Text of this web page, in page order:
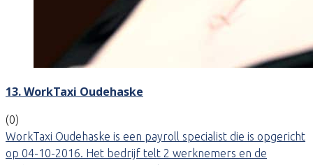
13. WorkTaxi Oudehaske
(0)
WorkTaxi Oudehaske is een payroll specialist die is opgericht
op 04-10-2016. Het bedrijf telt 2 werknemers en de